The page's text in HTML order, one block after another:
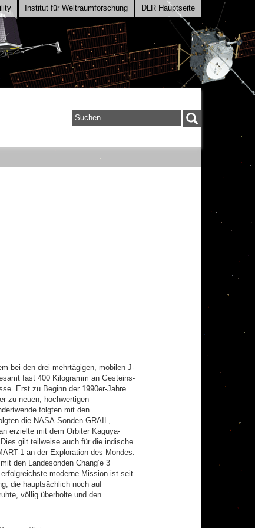
Suchen
bei den drei mehrtägigen, mobilen J-
fast 400 Kilogramm an Gesteins-
Erst zu Beginn der 1990er-Jahre
zu neuen, hochwertigen
folgten mit den
die NASA-Sonden GRAIL,
erzielte mit dem Orbiter Kaguya-
gilt teilweise auch für die indische
1 an der Exploration des Mondes.
den Landesonden Chang’e 3
moderne Mission ist seit
die hauptsächlich noch auf
völlig überholte und den
Institut für Weltraumforschung DLR Hauptseite